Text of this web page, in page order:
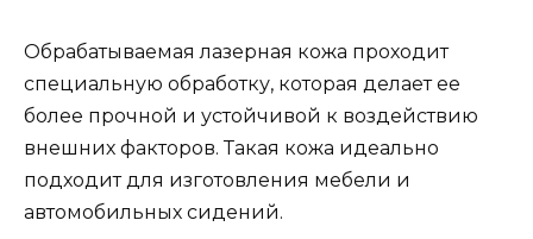
Обрабатываемая лазерная кожа проходит
специальную обработку, которая делает ее
более прочной и устойчивой к воздействию
внешних факторов. Такая кожа идеально
подходит для изготовления мебели и
автомобильных сидений.